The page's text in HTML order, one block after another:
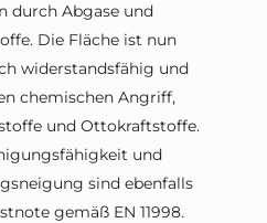
durch Abgase und
Die Fläche ist nun
widerstandsfähig und
chemischen Angriff,
und Ottokraftstoffe.
und
sind ebenfalls
gemäß EN 11998.